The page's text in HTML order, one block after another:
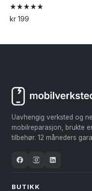
Vurdert
5.00
kr 199
Uavhengig verksted og
mobilreparasjon, brukte
tilbehør. 12 måneders
BUTIKK